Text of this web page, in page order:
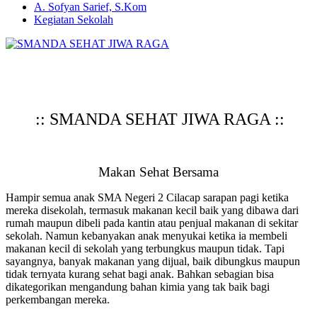
A. Sofyan Sarief, S.Kom
Kegiatan Sekolah
:: SMANDA SEHAT JIWA RAGA ::
Makan Sehat Bersama
Hampir semua anak SMA Negeri 2 Cilacap sarapan pagi ketika
mereka disekolah, termasuk makanan kecil baik yang dibawa dari
rumah maupun dibeli pada kantin atau penjual makanan di sekitar
sekolah. Namun kebanyakan anak menyukai ketika ia membeli
makanan kecil di sekolah yang terbungkus maupun tidak. Tapi
sayangnya, banyak makanan yang dijual, baik dibungkus maupun
tidak ternyata kurang sehat bagi anak. Bahkan sebagian bisa
dikategorikan mengandung bahan kimia yang tak baik bagi
perkembangan mereka.